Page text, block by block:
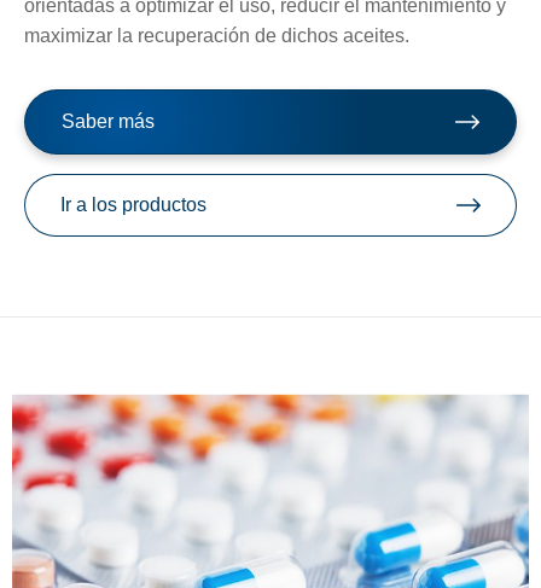
orientadas a optimizar el uso, reducir el mantenimiento y
maximizar la recuperación de dichos aceites.
Saber más
Ir a los productos